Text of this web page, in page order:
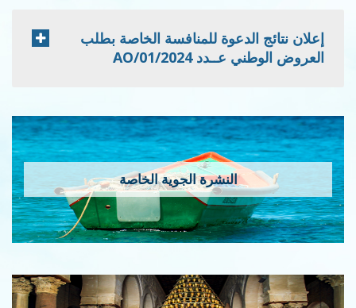
إعلان نتائج الدعوة للمنافسة الخاصة بطلب
العروض الوطني عــدد 2024/AO/01
النشرة الجوية الخاصة